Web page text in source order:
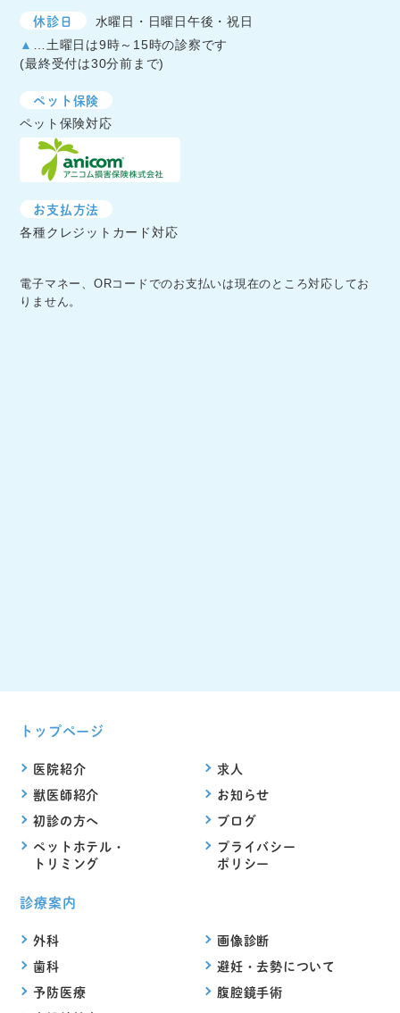
休診日
水曜日・日曜日午後・祝日
▲
…土曜日は9時～15時の診察です
(最終受付は30分前まで)
ペット保険
ペット保険対応
お支払方法
各種クレジットカード対応
電子マネー、ORコードでのお支払いは現在のところ対応してお
りません。
トップページ
医院紹介
獣医師紹介
初診の方へ
ペットホテル・
トリミング
求人
お知らせ
ブログ
プライバシー
ポリシー
診療案内
外科
歯科
予防医療
画像診断
避妊・去勢について
腹腔鏡手術